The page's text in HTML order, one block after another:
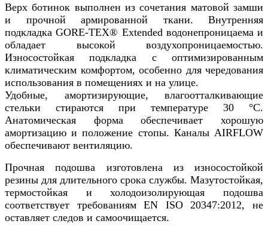
Верх ботинок выполнен из сочетания матовой замши
и прочной армированной ткани. Внутренняя
подкладка GORE-TEX® Extended водонепроницаема и
обладает высокой воздухопроницаемостью.
Износостойкая подкладка с оптимизированным
климатическим комфортом, особенно для чередования
использования в помещениях и на улице.
Удобные, амортизирующие, влагоотталкивающие
стельки стираются при температуре 30 °C.
Анатомическая форма обеспечивает хорошую
амортизацию и положение стопы. Каналы AIRFLOW
обеспечивают вентиляцию.
Прочная подошва изготовлена из износостойкой
резины для длительного срока службы. Мазутостойкая,
термостойкая и холодоизолирующая подошва
соответствует требованиям EN ISO 20347:2012, не
оставляет следов и самоочищается.